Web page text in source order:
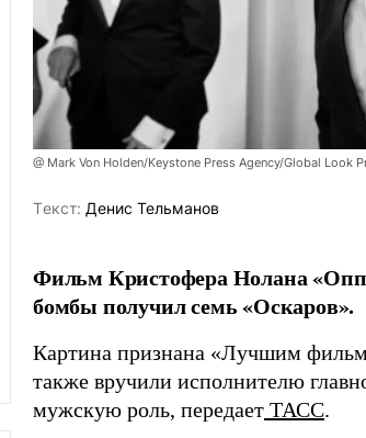
@ Mark Von Holden/Keystone Press Agency/Global Look
Tекст: Денис Тельманов
Фильм Кристофера Нолана
бомбы получил семь «Оскаров».
Картина признана «Лучшим
также вручили исполнителю
мужскую роль, передает ТАСС.